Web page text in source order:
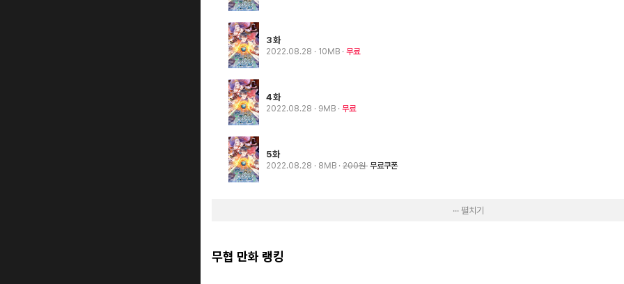
3화
2022.08.28 · 10MB 무료
4화
2022.08.28 · 9MB 무료
5화
2022.08.28 · 8MB 200원 무료쿠폰
··· 펼치기
무협 만화 랭킹